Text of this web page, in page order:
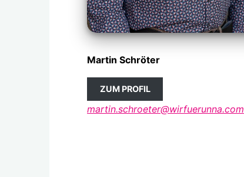
Martin Schröter
ZUM PROFIL
martin.schroeter@wirfuerunna.com